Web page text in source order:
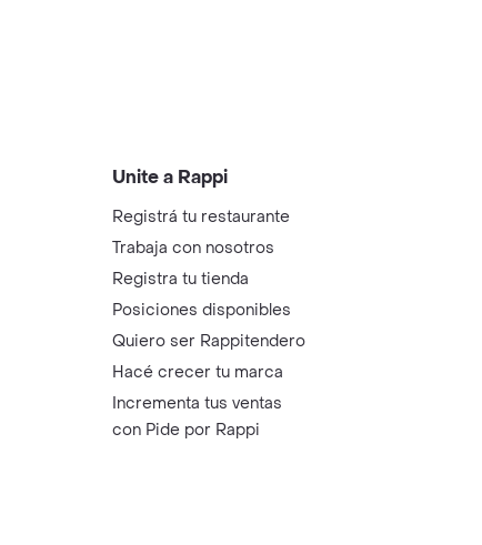
Unite a Rappi
Registrá tu restaurante
Trabaja con nosotros
Registra tu tienda
Posiciones disponibles
Quiero ser Rappitendero
Hacé crecer tu marca
Incrementa tus ventas
con Pide por Rappi